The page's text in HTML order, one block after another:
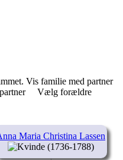
Vis familie med partner
Vælg forældre
Maria Christina Lassen
(1736-1788)